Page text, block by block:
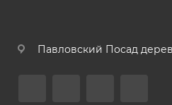
Павловский Посад